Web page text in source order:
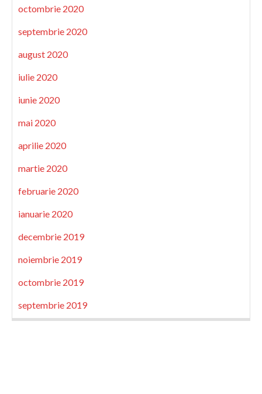
octombrie 2020
septembrie 2020
august 2020
iulie 2020
iunie 2020
mai 2020
aprilie 2020
martie 2020
februarie 2020
ianuarie 2020
decembrie 2019
noiembrie 2019
octombrie 2019
septembrie 2019